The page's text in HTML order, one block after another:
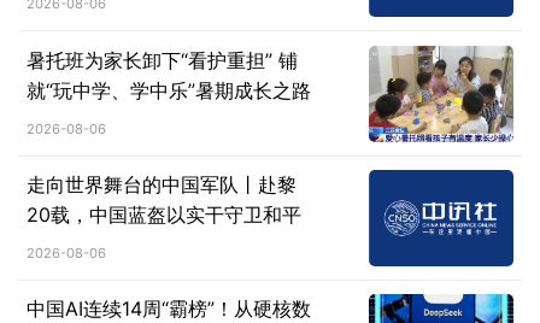
2026-08-06
暑托班为家长卸下“看护重担” 铺
就“玩中学、学中乐”暑期成长之路
2026-08-06
走向世界舞台的中国军队丨赴黎
20载，中国蓝盔以实干守卫和平
2026-08-06
中国AI连续14周“霸榜”！从硬核数